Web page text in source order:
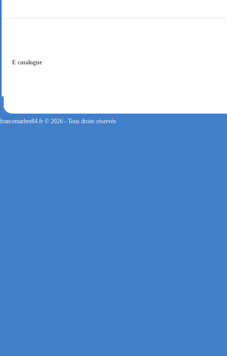
FRANCE MARBRE 84 ( 84600 VALREAS ): Ouvert du mardi au samedi inclus de
E catalogue
francemarbre84.fr © 2026 - Tous droits réservés